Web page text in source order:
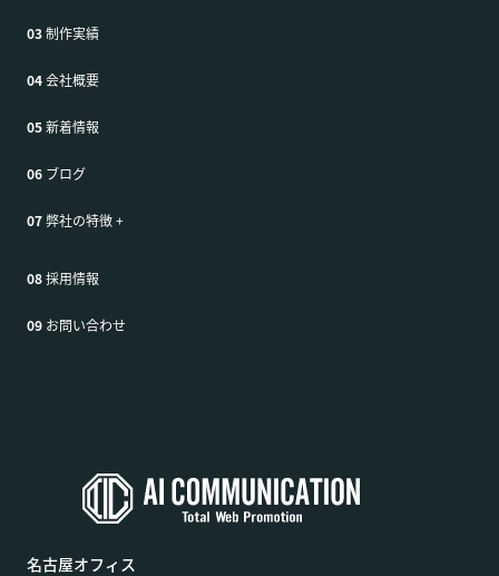
03制作実績
04会社概要
05新着情報
06 ブログ
07弊社の特徴+
08採用情報
09 お問い合わせ
名古屋オフィス